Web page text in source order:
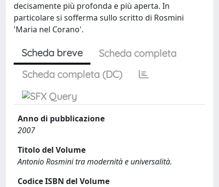
decisamente più profonda e più aperta. In
particolare si sofferma sullo scritto di Rosmini
'Maria nel Corano'.
Scheda breve
Scheda completa
Scheda completa (DC)
Anno di pubblicazione
2007
Titolo del Volume
Antonio Rosmini tra modernità e universalità.
Codice ISBN del Volume